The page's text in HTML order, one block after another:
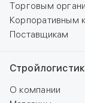
Торговым
Корпоративным
Поставщикам
О компании